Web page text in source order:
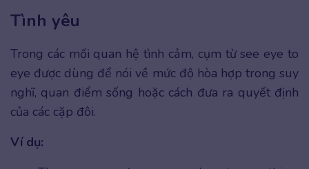
Tình yêu
Trong các mối quan hệ tình cảm, cụm từ see eye to
eye được dùng để nói về mức độ hòa hợp trong suy
nghĩ, quan điểm sống hoặc cách đưa ra quyết định
của các cặp đôi.
Ví dụ: